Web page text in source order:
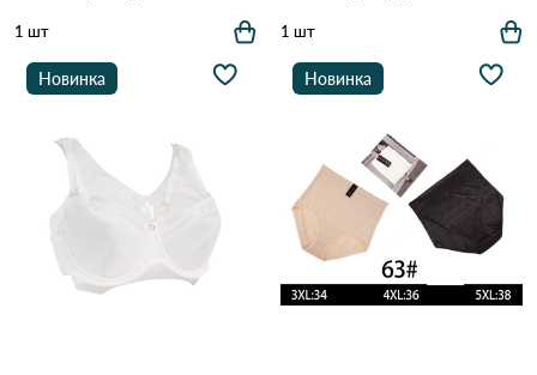
1 шт 1 шт
Новинка Новинка